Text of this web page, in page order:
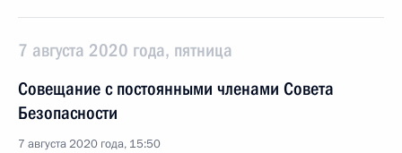
7 августа 2020 года, пятница
Совещание с постоянными членами Совета
Безопасности
7 августа 2020 года, 15:50